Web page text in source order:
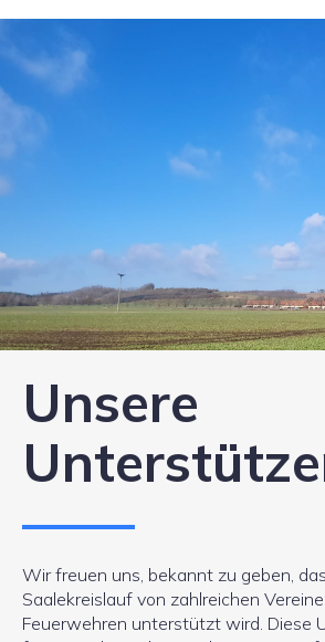
Unsere
Wir freuen uns, bekannt zu geben,
Saalekreislauf von zahlreichen
Feuerwehren unterstützt wird. Diese